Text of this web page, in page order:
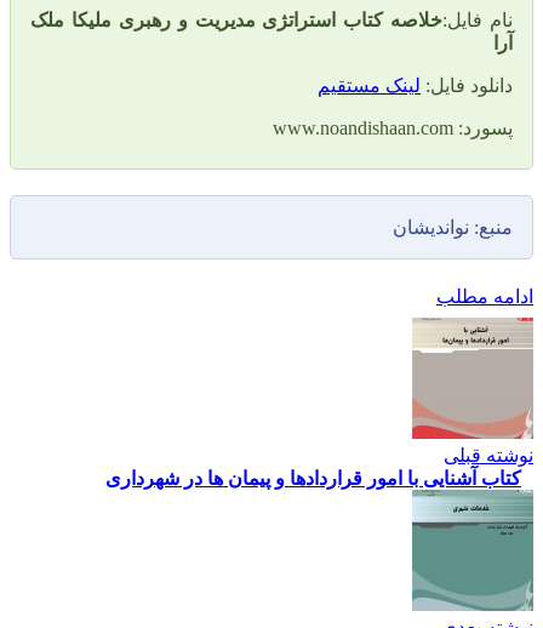
خلاصه کتاب استراتژی مدیریت و رهبری ملیکا ملک
فایل:لینک مستقیم
با امور قراردادها و پیمان ها در شهرداری